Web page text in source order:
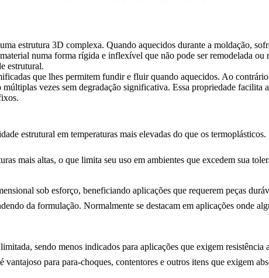
estrutura 3D complexa. Quando aquecidos durante a moldação,
numa forma rígida e inflexível que não pode ser remodelada ou
estrutural.
que lhes permitem fundir e fluir quando aquecidos. Ao
vezes sem degradação significativa. Essa propriedade facilita
estrutural em temperaturas mais elevadas do que os
mais altas, o que limita seu uso em ambientes que excedem sua
sob esforço, beneficiando aplicações que requerem peças
da formulação. Normalmente se destacam em aplicações onde
sendo menos indicados para aplicações que exigem resistência
para para-choques, contentores e outros itens que exigem